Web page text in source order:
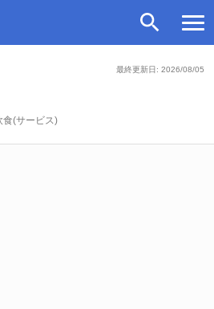
最終更新日: 2026/08/05
食(サービス)